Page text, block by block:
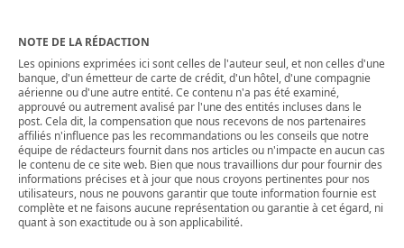
NOTE DE LA RÉDACTION
Les opinions exprimées ici sont celles de l'auteur seul, et non celles d'une
banque, d'un émetteur de carte de crédit, d'un hôtel, d'une compagnie
aérienne ou d'une autre entité. Ce contenu n'a pas été examiné,
approuvé ou autrement avalisé par l'une des entités incluses dans le
post. Cela dit, la compensation que nous recevons de nos partenaires
affiliés n'influence pas les recommandations ou les conseils que notre
équipe de rédacteurs fournit dans nos articles ou n'impacte en aucun cas
le contenu de ce site web. Bien que nous travaillions dur pour fournir des
informations précises et à jour que nous croyons pertinentes pour nos
utilisateurs, nous ne pouvons garantir que toute information fournie est
complète et ne faisons aucune représentation ou garantie à cet égard, ni
quant à son exactitude ou à son applicabilité.